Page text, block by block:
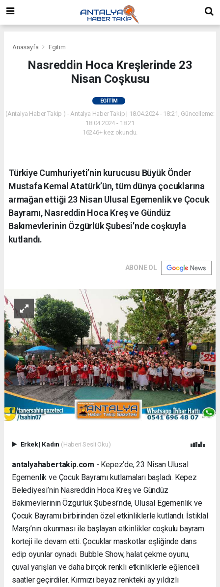
Anasayfa Egitim
Nasreddin Hoca Kreşlerinde 23
Nisan Coşkusu
EGITIM
(Antalya Haber Takip ) - Antalya Haber Takip | 18.04.2024 - 18:21, Güncelleme:
18.04.2024 - 18:21
16246+ kez okundu.
Türkiye Cumhuriyeti’nin kurucusu Büyük Önder
Mustafa Kemal Atatürk’ün, tüm dünya çocuklarına
armağan ettiği 23 Nisan Ulusal Egemenlik ve Çocuk
Bayramı, Nasreddin Hoca Kreş ve Gündüz
Bakımevlerinin Özgürlük Şubesi’nde coşkuyla
kutlandı.
ABONE OL
Erkek| Kadın (Haberi Sesli Oku)
antalyahabertakip.com - Kepez’de, 23 Nisan Ulusal
Egemenlik ve Çocuk Bayramı kutlamaları başladı. Kepez
Belediyesi’nin Nasreddin Hoca Kreş ve Gündüz
Bakımevlerinin Özgürlük Şubesi’nde, Ulusal Egemenlik ve
Çocuk Bayramı birbirinden özel etkinliklerle kutlandı. İstiklal
Marşı’nın okunması ile başlayan etkinlikler coşkulu bayram
korteji ile devam etti. Çocuklar maskotlar eşliğinde dans
edip oyunlar oynadı. Bubble Show, halat çekme oyunu,
çuval yarışları ve daha birçok renkli etkinliklerle eğlenceli
saatler geçirdiler. Kırmızı beyaz renkteki ay yıldızlı